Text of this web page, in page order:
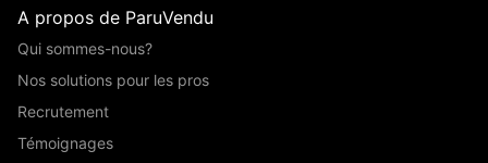
A propos de ParuVendu
Qui sommes-nous?
Nos solutions pour les pros
Recrutement
Témoignages